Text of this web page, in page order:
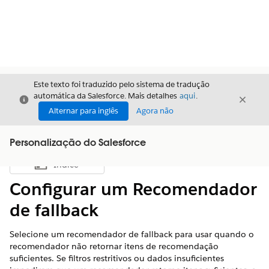
Fechar
Este texto foi traduzido pelo sistema de tradução
automática da Salesforce. Mais detalhes aqui.
Alternar para inglês
Agora não
Fechar
Personalização do Salesforce
Mostrar índice
Índice
Configurar um Recomendador
de fallback
Selecione um recomendador de fallback para usar quando o
recomendador não retornar itens de recomendação
suficientes. Se filtros restritivos ou dados insuficientes